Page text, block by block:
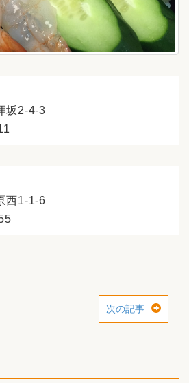
坂2-4-3
西1-1-6
次の記事